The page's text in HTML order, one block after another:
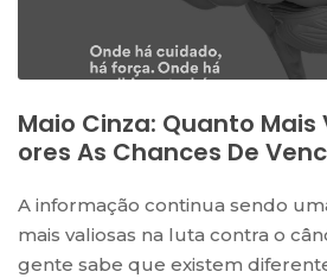
Maio Cinza: Quanto Mais
Ores As Chances De
A informação continua sendo
mais valiosas na luta contra o
gente sabe que existem